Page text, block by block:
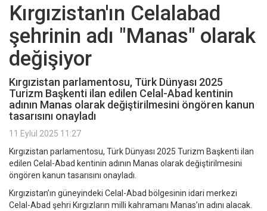
Kırgızistan'ın Celalabad
şehrinin adı "Manas" olarak
değişiyor
Kırgızistan parlamentosu, Türk Dünyası 2025
Turizm Başkenti ilan edilen Celal-Abad kentinin
adının Manas olarak değiştirilmesini öngören kanun
tasarısını onayladı
11 Eylül 2025 11:27
Kırgızistan parlamentosu, Türk Dünyası 2025 Turizm Başkenti ilan
edilen Celal-Abad kentinin adının Manas olarak değiştirilmesini
öngören kanun tasarısını onayladı.
Kırgızistan’ın güneyindeki Celal-Abad bölgesinin idari merkezi
Celal-Abad şehri Kırgızların milli kahramanı Manas’ın adını alacak.